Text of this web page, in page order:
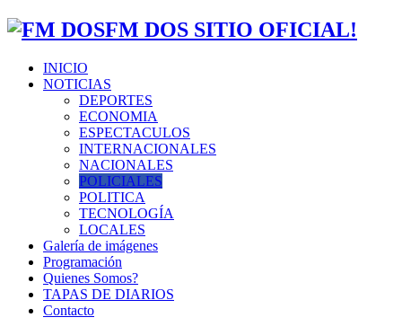
FM DOS SITIO OFICIAL!
INICIO
NOTICIAS
DEPORTES
ECONOMIA
ESPECTACULOS
INTERNACIONALES
NACIONALES
POLICIALES
POLITICA
TECNOLOGÍA
LOCALES
Galería de imágenes
Programación
Quienes Somos?
TAPAS DE DIARIOS
Contacto